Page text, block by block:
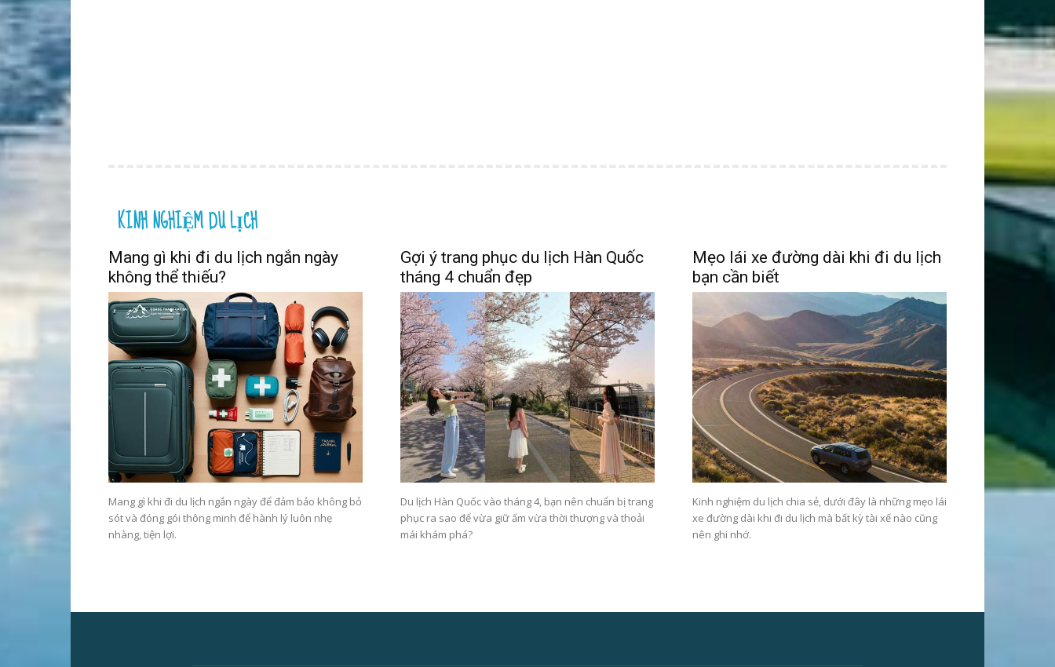
KINH NGHIỆM DU LỊCH
Mang gì khi đi du lịch ngắn ngày
không thể thiếu?
Mang gì khi đi du lịch ngắn ngày để đảm bảo không bỏ
sót và đóng gói thông minh để hành lý luôn nhẹ
nhàng, tiện lợi.
Gợi ý trang phục du lịch Hàn Quốc
tháng 4 chuẩn đẹp
Du lịch Hàn Quốc vào tháng 4, bạn nên chuẩn bị trang
phục ra sao để vừa giữ ấm vừa thời thượng và thoải
mái khám phá?
Mẹo lái xe đường dài khi đi du lịch
bạn cần biết
Kinh nghiệm du lịch chia sẻ, dưới đây là những mẹo lái
xe đường dài khi đi du lịch mà bất kỳ tài xế nào cũng
nên ghi nhớ.